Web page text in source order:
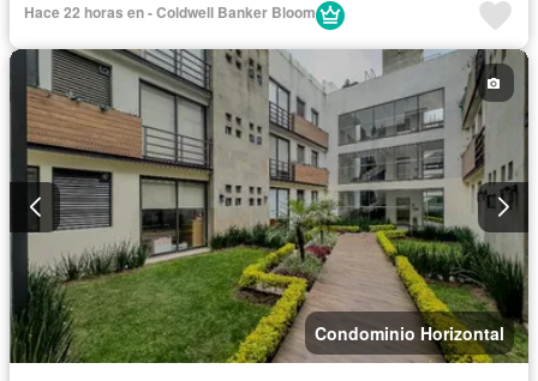
Hace 22 horas en - Coldwell Banker Bloom
Condominio Horizontal